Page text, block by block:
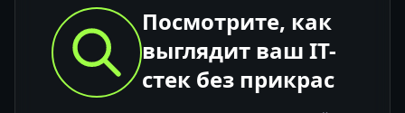
Посмотрите, как
выглядит ваш IT-
стек без прикрас